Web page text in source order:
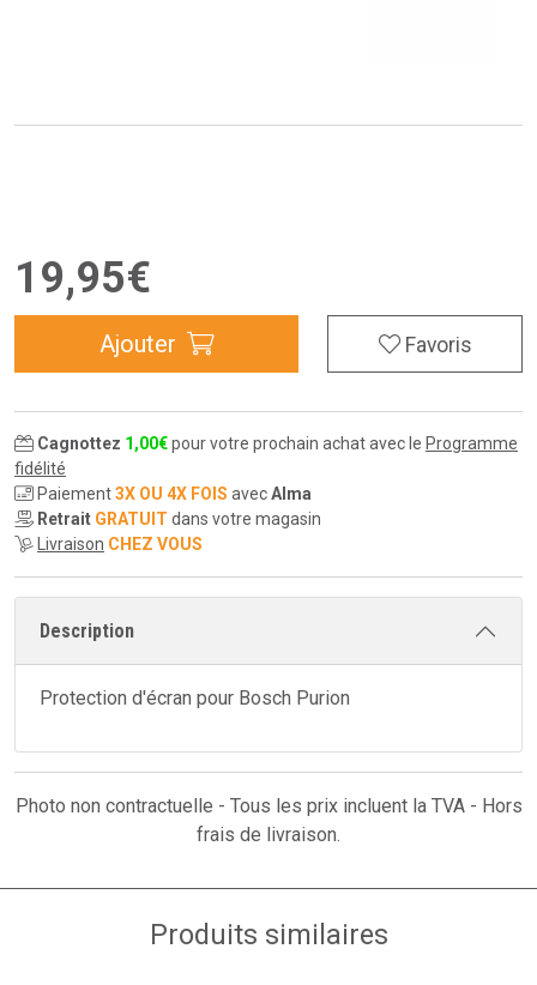
19,95€
Ajouter Favoris
Cagnottez 1,00€pour votre prochain achat avec le Programme
fidélité
Paiement3X OU 4X FOIS avecAlma
Retrait GRATUIT dans votre magasin
Livraison CHEZ VOUS
Description
Protection d'écran pour Bosch Purion
Photo non contractuelle - Tous les prix incluent la TVA - Hors
frais de livraison.
Produits similaires